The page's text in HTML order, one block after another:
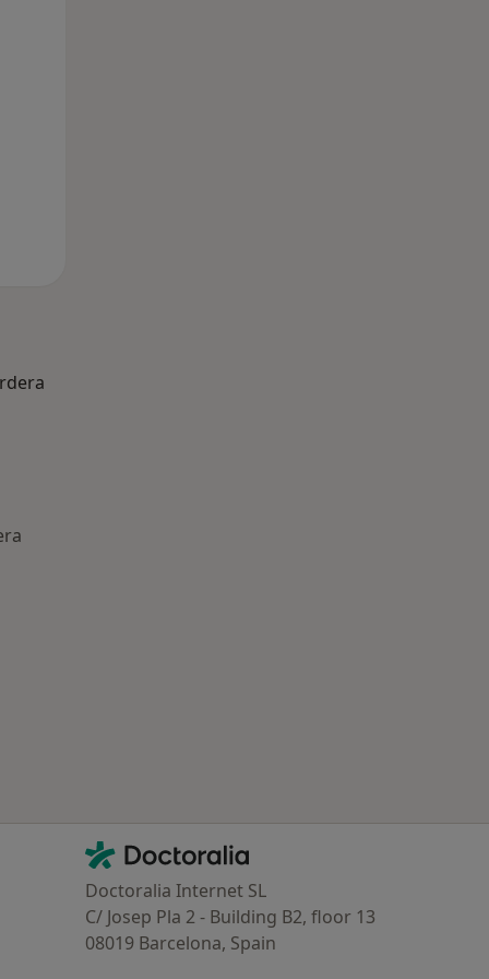
Contacto
Doctoralia - Página de inicio
Doctoralia Internet SL
C/ Josep Pla 2 - Building B2, floor 13
08019 Barcelona, Spain